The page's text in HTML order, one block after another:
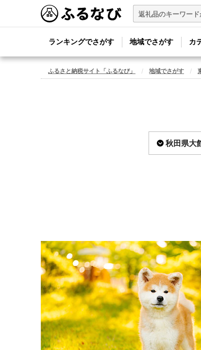
ランキングでさがす 地域でさがす カ
ふるさと納税サイト「ふるなび」 地域でさがす
秋田県大